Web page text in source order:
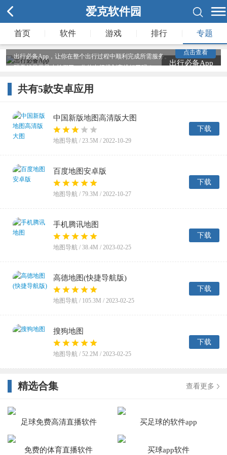
爱克软件园
首页 软件 游戏 排行 专题
出行必备App
需要考虑到的。随着智能手机的普遍，人们出行所需的服
务，都可以在手机上通过不同的App来完成，比如地图
App、酒店App、行程规划等都会对应有专业的App。所以
在准备出行前，规划好行程之后，就可以在手机上装上一些
出行必备App，让你在整个出行过程中顺利完成所需服务。
明天就是元旦小长假了，你的出行规划安排好了吗？
点击查看
共有5款安卓应用
中国新版地图高清版大图
地图导航 / 23.5M / 2022-10-29
下载
百度地图安卓版
地图导航 / 79.3M / 2022-10-27
下载
手机腾讯地图
地图导航 / 38.4M / 2023-02-25
下载
高德地图(快捷导航版)
地图导航 / 105.3M / 2023-02-25
下载
搜狗地图
地图导航 / 52.2M / 2023-02-25
下载
精选合集 查看更多
足球免费高清直播软件 买足球的软件app
免费的体育直播软件 买球app软件